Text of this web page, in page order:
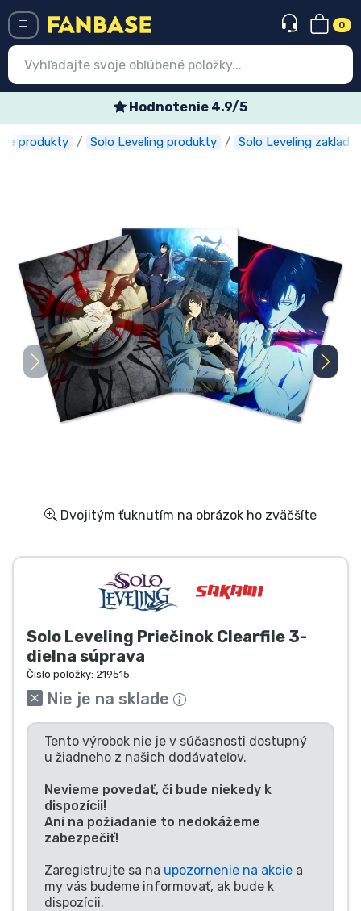
0
Hodnotenie 4.9/5
produkty Solo Leveling produkty Solo Leveling
Dvojitým ťuknutím na obrázok ho zväčšíte
Solo Leveling Priečinok Clearfile 3-
dielna súprava
Číslo položky: 219515
Nie je na sklade
Tento výrobok nie je v súčasnosti dostupný
u žiadneho z našich dodávateľov.
Nevieme povedať, či bude niekedy k
dispozícii!
Ani na požiadanie to nedokážeme
zabezpečiť!
Zaregistrujte sa na upozornenie na akcie a
my vás budeme informovať, ak bude k
dispozícii.
Prihlásiť sa Registrácia
Expresná preprava
Predobjednávky
Outlet produkty
Preprava a platba
Zoradiť podľa série
Zoradiť podľa karikatúry
Zoradiť podľa Anime
Zoradiť podľa hier
Zoradiť podľa športu
Zoradiť podľa hudby
Typy výrobkov
Značky